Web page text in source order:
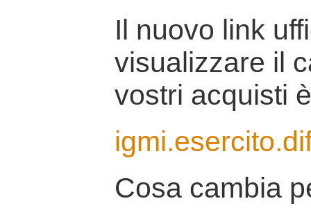
Il nuovo link
visualizzare il
vostri acquisti
Cosa cambia